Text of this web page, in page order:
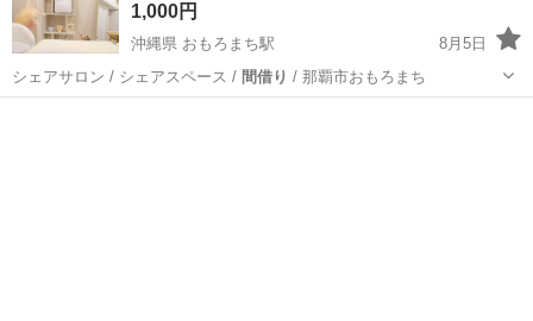
1,000円
沖縄県 おもろまち駅
8月5日
シェアサロン / シェアスペース / 間借り / 那覇市おもろまち